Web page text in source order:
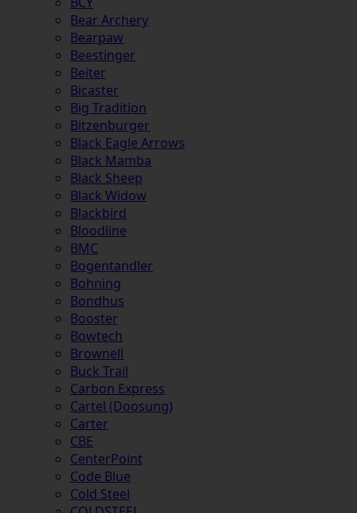
Bear Archery
Bearpaw
Beestinger
Beiter
Bicaster
Big Tradition
Bitzenburger
Black Eagle Arrows
Black Mamba
Black Sheep
Black Widow
Blackbird
Bloodline
BMC
Bogentandler
Bohning
Bondhus
Booster
Bowtech
Brownell
Buck Trail
Carbon Express
Cartel (Doosung)
Carter
CBE
CenterPoint
Code Blue
Cold Steel